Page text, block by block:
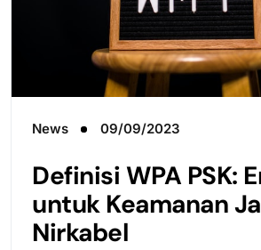
News 09/09/2023
Definisi WPA PSK:
untuk Keamanan
Nirkabel